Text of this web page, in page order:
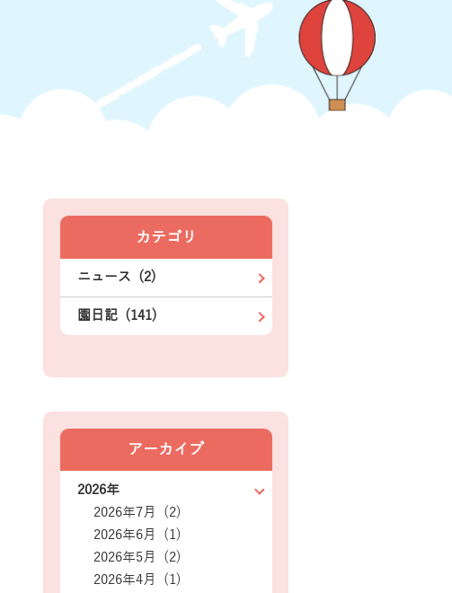
カテゴリ
ニュース (2)
園日記 (141)
アーカイブ
2026年
2026年7月 (2)
2026年6月 (1)
2026年5月 (2)
2026年4月 (1)